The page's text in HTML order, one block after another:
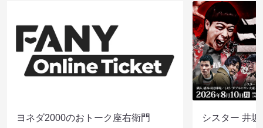
ヨネダ2000のおトーク座右衛門
シスター 井